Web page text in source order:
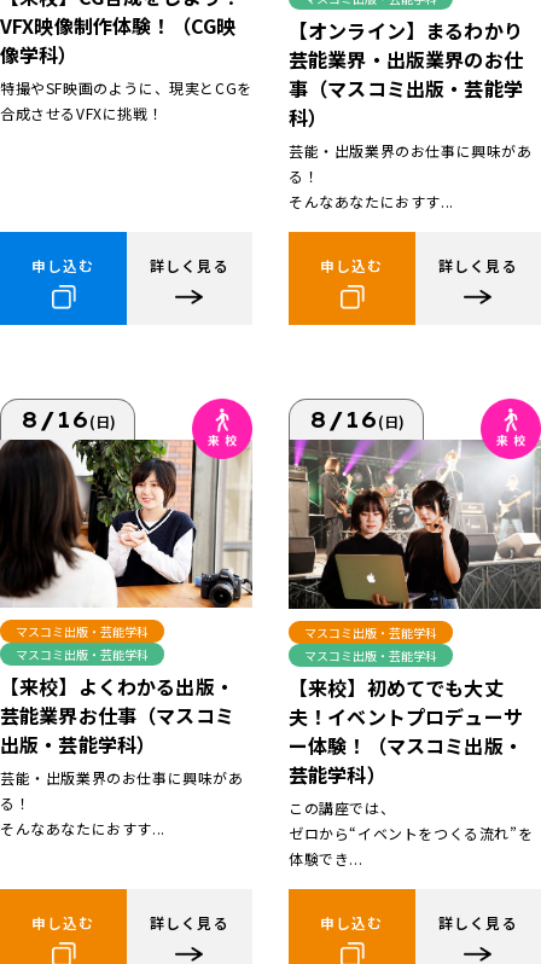
VFX映像制作体験！（CG映
像学科）
特撮やSF映画のように、現実とCGを
合成させるVFXに挑戦！
申し込む 詳しく見る
【オンライン】まるわかり
芸能業界・出版業界のお仕
事（マスコミ出版・芸能学
科）
芸能・出版業界のお仕事に興味があ
る！
そんなあなたにおすす...
申し込む 詳しく見る
8/16(日)
マスコミ出版・芸能学科
マスコミ出版・芸能学科
【来校】よくわかる出版・
芸能業界お仕事（マスコミ
出版・芸能学科）
芸能・出版業界のお仕事に興味があ
る！
そんなあなたにおすす...
申し込む 詳しく見る
8/16(日)
マスコミ出版・芸能学科
マスコミ出版・芸能学科
【来校】初めてでも大丈
夫！イベントプロデューサ
ー体験！（マスコミ出版・
芸能学科）
この講座では、
ゼロから“イベントをつくる流れ”を
体験でき...
申し込む 詳しく見る